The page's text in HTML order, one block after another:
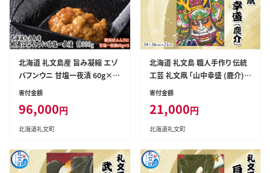
北海道 礼文島産 旨み凝縮 エゾ
バフンウニ 甘塩一夜漬 60g×5
本［株式会社やまじょう］【 うに ウ
ウニ 珍味 おつまみ 酒の肴 ご飯
のお供 贈答 ギフト 】
寄付金額
96,000円
北海道礼文町
北海道 礼文島 職人手作り 伝統
工芸 礼文凧 「山中幸盛 (鹿介)」
(34～36cm×25cm) ［秋元真
品 手作り 揚げ凧 飾り凧 インテリ
ア 縁起物 お正月 武者絵 】
寄付金額
21,000円
北海道礼文町